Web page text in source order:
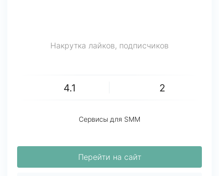
Накрутка лайков, подписчиков
4.1 2
Сервисы для SMM
Перейти на сайт